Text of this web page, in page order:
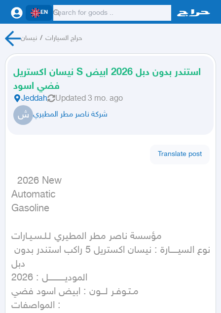
EN
نيسان / حراج السيارات
نيسان اكستريل S استندر بدون دبل 2026 ابيض
فضي اسود
Jeddah Updated 3 mo. ago
ش شركة ناصر مطر المطيري
Translate post
Automatic
Gasoline
مؤسسة ناصر مطر المطيري لـلـسـيـارات
دبل
الموديـــــــــــل : 2026
مـتـوفـر لـــون : ابيض اسود فضي
المواصفات :